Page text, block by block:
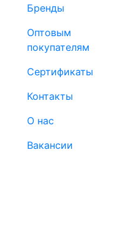
Бренды
Оптовым
покупателям
Сертификаты
Контакты
О нас
Вакансии